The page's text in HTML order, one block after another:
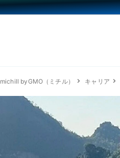
michill byGMO（ミチル） キャリア